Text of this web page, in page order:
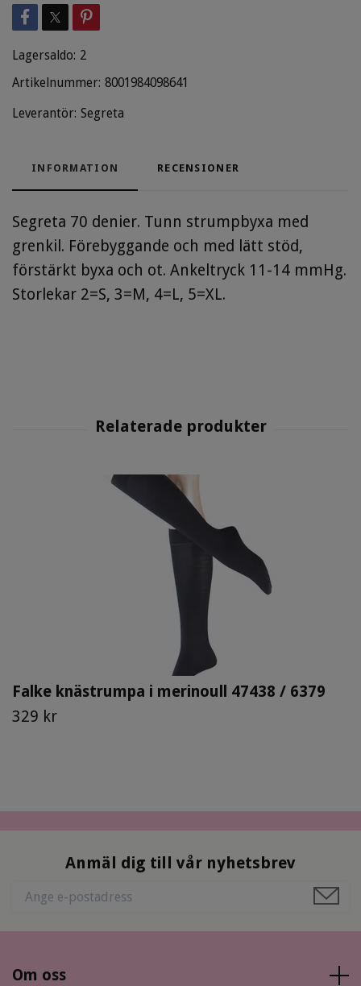
Lagersaldo: 2
Artikelnummer: 8001984098641
Leverantör: Segreta
INFORMATION RECENSIONER
Segreta 70 denier. Tunn strumpbyxa med
grenkil. Förebyggande och med lätt stöd,
förstärkt byxa och ot. Ankeltryck 11-14 mmHg.
Storlekar 2=S, 3=M, 4=L, 5=XL.
Falke knästrumpa i merinoull 47438 / 6379
329 kr
Anmäl dig till vår nyhetsbrev
Om oss